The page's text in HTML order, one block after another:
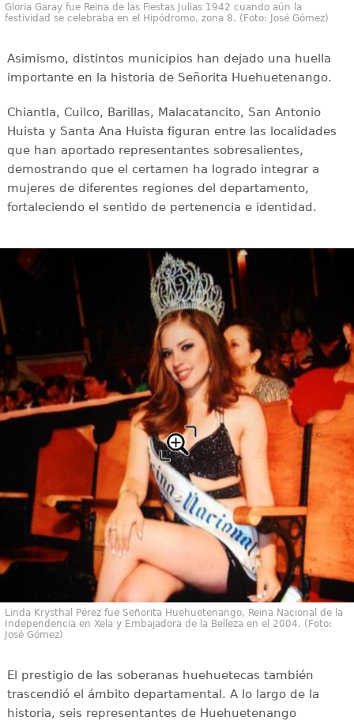
Gloria Garay fue Reina de las Fiestas Julias 1942 cuando aún la
festividad se celebraba en el Hipódromo, zona 8. (Foto: José Gómez)
Asimismo, distintos municipios han dejado una huella
importante en la historia de Señorita Huehuetenango.
Chiantla, Cuilco, Barillas, Malacatancito, San Antonio
Huista y Santa Ana Huista figuran entre las localidades
que han aportado representantes sobresalientes,
demostrando que el certamen ha logrado integrar a
mujeres de diferentes regiones del departamento,
fortaleciendo el sentido de pertenencia e identidad.
Linda Krysthal Pérez fue Señorita Huehuetenango, Reina Nacional de la
Independencia en Xela y Embajadora de la Belleza en el 2004. (Foto:
José Gómez)
El prestigio de las soberanas huehuetecas también
trascendió el ámbito departamental. A lo largo de la
historia, seis representantes de Huehuetenango